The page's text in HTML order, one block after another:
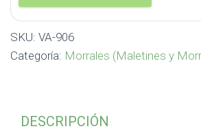
SKU: VA-906
Categoría: Morrales (Maletines y
DESCRIPCIÓN